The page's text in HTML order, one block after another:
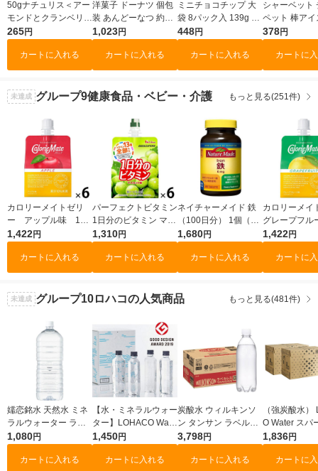
50gナチュリス＜アー
モンドとクランベリー
＞ 1袋 森永製菓
ビスケット クッキ
ー 食物繊維 鉄分
265円
カートに入れる
洋菓子 ドーナツ 個包
装 あんどーなつ 約13
個入 200g 1セット（1
袋×3） クリート
1,023円
カートに入れる
ミニチョコチップ 大
袋 8パック入 139g 1
袋 森永製菓 クッキー
小分け 小袋 食べき
りサイズ
448円
カートに入れる
シャーベット
ペット 棒アイ
装 暑さ対策
果汁凍らせて
ャーベット 1
378円
カートに
未達成 グループ9健康食品・ベビー・介護 もっと見る(251件)
カロリーメイトゼリ
ー アップル味 1セ
ット（1個（215g）×
6） バランス栄養
食 大塚製薬
1,422円
カートに入れる
パーフェクトビタミン
1日分のビタミン マス
カット味 1セット（1
個（180g）×6） ハウ
スウェルネスフーズ
ゼリー飲料
1,310円
カートに入れる
ネイチャーメイド 鉄
（100日分） 1個（20
0粒） 大塚製薬 サプ
リメント
1,680円
カートに入れる
カロリーメイ
グレープフル
セット（1個
ンス栄養食 大
1,422円
カートに
未達成 グループ10ロハコの人気商品 もっと見る(481件)
嬬恋銘水 天然水 ミネ
ラルウォーター ラベ
ルレス 2L 1箱（10本
入）（イチオシ） オ
リジナル
1,080円
カートに入れる
【水・ミネラルウォー
ター】LOHACO Wate
r 410ml 1箱（20本
入）ラベルレス（イチ
オシ） オリジナル
1,450円
カートに入れる
炭酸水 ウィルキンソ
ン タンサン ラベルレ
スボトル 500ml 1セッ
ト（48本）アサヒ飲
3,798円
カートに入れる
（強炭酸水）
O Water スパ
グ 500ml 1セ
0本）ラベル
チオシ） オ
1,836円
カートに